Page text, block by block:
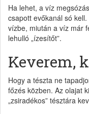
Ha lehet, a víz
csapott evőkanál só
vízbe, miután a víz már
lehulló „ízesítőt”.
Keverem,
Hogy a tészta ne
főzés közben. Az olajat
„zsiradékos” tésztára